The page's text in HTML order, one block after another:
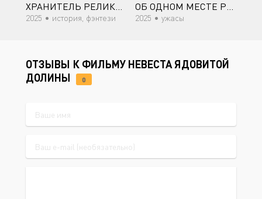
ХРАНИТЕЛЬ РЕЛИКВИЙ
2025 • история, фэнтези
ОБ ОДНОМ МЕСТЕ РЕГИОНА КАНСАЙ
2025 • ужасы
ОТЗЫВЫ К ФИЛЬМУ НЕВЕСТА ЯДОВИТОЙ
ДОЛИНЫ
0